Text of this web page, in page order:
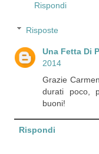
Rispondi
Risposte
Una Fetta Di
2014
Grazie
durati poco,
buoni!
Rispondi